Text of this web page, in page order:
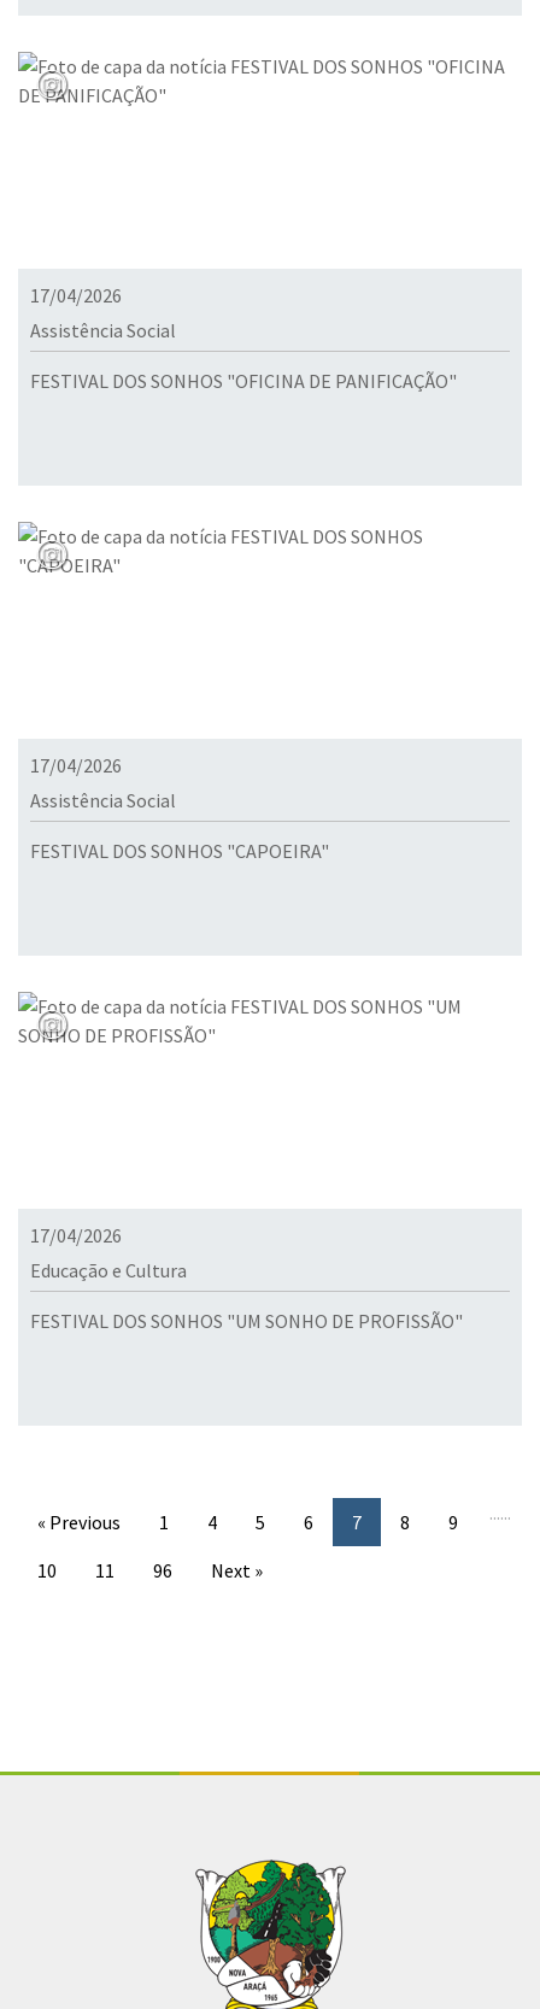
17/04/2026
Assistência Social
FESTIVAL DOS SONHOS "OFICINA DE PANIFICAÇÃO"
17/04/2026
Assistência Social
FESTIVAL DOS SONHOS "CAPOEIRA"
17/04/2026
Educação e Cultura
FESTIVAL DOS SONHOS "UM SONHO DE PROFISSÃO"
« Previous 1 ...
4 5 6 7 8
9
10
11
...
96
Next »